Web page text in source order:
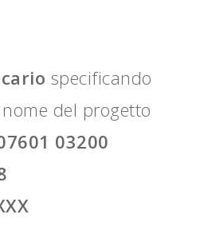
specificando
del progetto
03200